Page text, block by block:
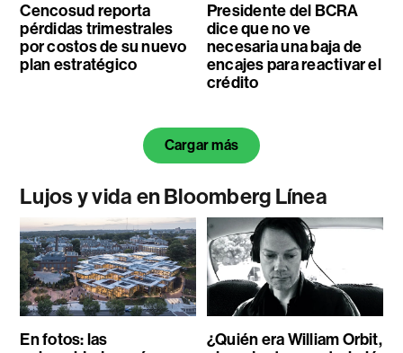
Cencosud reporta
pérdidas trimestrales
por costos de su nuevo
plan estratégico
Presidente del BCRA
dice que no ve
necesaria una baja de
encajes para reactivar el
crédito
Cargar más
Lujos y vida en Bloomberg Línea
En fotos: las
¿Quién era William Orbit,